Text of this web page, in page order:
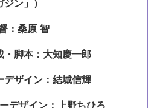
ジン」）
：桑原 智
・脚本：大知慶一郎
デザイン：結城信輝
デザイン：上野ちひろ